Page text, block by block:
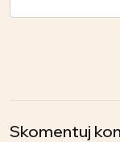
Skomentuj